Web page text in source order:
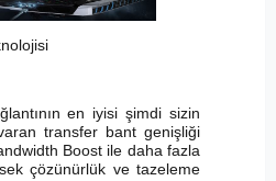
en iyisi şimdi sizin
transfer bant genişliği
Boost ile daha fazla
çözünürlük ve tazeleme